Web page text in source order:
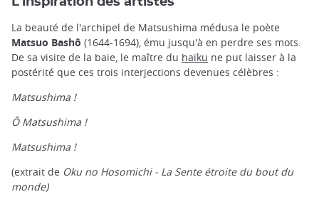
La beauté de l'archipel de Matsushima médusa le poète
Matsuo Bashô (1644-1694), ému jusqu'à en perdre ses mots.
De sa visite de la baie, le maître du haïku ne put laisser à la
postérité que ces trois interjections devenues célèbres :
Matsushima !
Ô Matsushima !
Matsushima !
(extrait de Oku no Hosomichi - La Sente étroite du bout du
monde)